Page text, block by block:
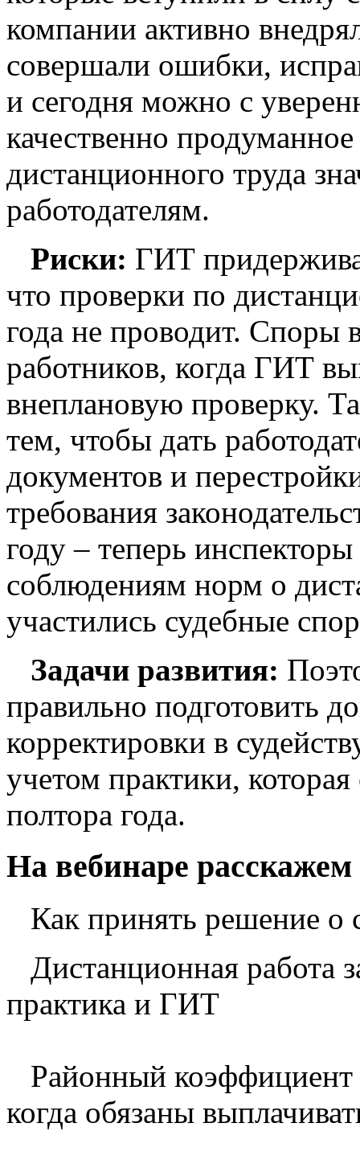
компании активно
совершали ошибки,
и сегодня можно с
качественно
дистанционного труда
работодателям.
Риски: ГИТ
что проверки по
года не проводит. Споры
работников, когда ГИТ
внеплановую проверку.
тем, чтобы дать
документов и
требования
году – теперь
соблюдениям норм о
участились судебные
Задачи развития:
правильно подготовить
корректировки в
учетом практики,
полтора года.
На вебинаре расскажем
Как принять решение о
Дистанционная работа
практика и ГИТ
Районный коэффициент
когда обязаны